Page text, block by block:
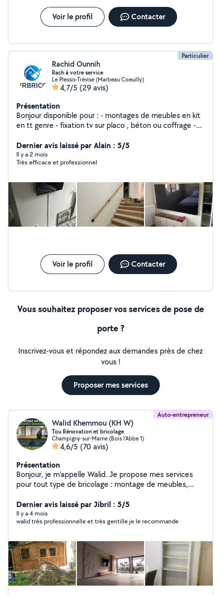
Voir le profil Contacter
Particulier
Rachid Ounnih
Rach à votre service
Le Plessis-Trévise (Marbeau Coeuilly)
4,7/5 (29 avis)
Présentation
Bonjour disponible pour : - montages de meubles en kit
en tt genre - fixation tv sur placo , béton ou coffrage -
intervention plomberie basic remplacement robinet ,
joints, colonne de douches etc etc - création meuble
sur mesure (étagères, plan de travail - peinture murs et
montage et pose de cuisine entière - raccordement
électroménager ou remplacement -Pose de parquet ou
carrelage. - intervention à tout heures selon l'urgence.
N'hésitez pas a me proposer vos demandes, nous
aurons tout le plaisir d'y répondre et pourquoi trouver un
satisfaire
Dernier avis laissé par Alain : 5/5
Il y a 2 mois
Très efficace et professionnel
Voir le profil Contacter
Vous souhaitez proposer vos services de pose de
porte ?
Inscrivez-vous et répondez aux demandes près de chez
vous !
Proposer mes services
Auto-entrepreneur
Walid Khemmou (KH W)
Tou Rénovation et bricolage
Champigny-sur-Marne (Bois l'Abbe 1)
4,6/5 (70 avis)
Présentation
Bonjour, je m'appelle Walid. Je propose mes services
pour tout type de bricolage : montage de meubles,
etc.penture enduit parque tout type de décoration et
ronvation J'ai de l'expérience dans ce domaine, je suis
motivé, ponctuel et sérieux. Je travaille proprement et
vos besoins. N'hésitez pas à me contacter pour toute
demande !
Dernier avis laissé par Jibril : 5/5
Il y a 4 mois
walid très professionnelle et très gentille je le recommande